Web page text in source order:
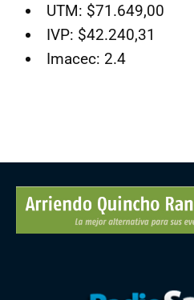
UTM: $71.649,00
IVP: $42.240,31
Imacec: 2.4